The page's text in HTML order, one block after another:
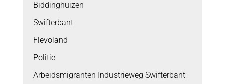
Biddinghuizen
Swifterbant
Flevoland
Politie
Arbeidsmigranten Industrieweg Swifterbant